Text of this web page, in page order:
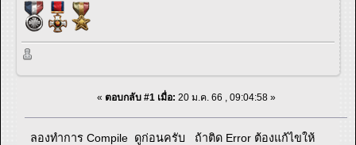
« ตอบกลับ #1 เมื่อ: 20 ม.ค. 66 , 09:04:58 »
ลองทำการ Compile ดูก่อนครับ ถ้าติด Error ต้องแก้ไขให้